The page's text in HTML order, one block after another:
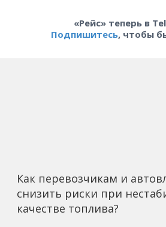
«Рейс» теперь в
Подпишитесь, чтобы
Как перевозчикам и
снизить риски при
качестве топлива?